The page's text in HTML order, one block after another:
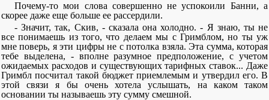
Почему-то мои слова совершенно не успокоили Банни, а
скорее даже еще больше ее рассердили.
- Значит, так, Скив, - сказала она холодно. - Я знаю, ты не
все понимаешь из того, что делаем мы с Гримблом, но ты уж
мне поверь, я эти цифры не с потолка взяла. Эта сумма, которая
тебе выделена, - вполне разумное предположение, с учетом
ожидаемых расходов и существующих тарифных ставок... Даже
Гримбл посчитал такой бюджет приемлемым и утвердил его. В
этой связи я бы очень хотела услышать, на каком таком
основании ты называешь эту сумму смешной.